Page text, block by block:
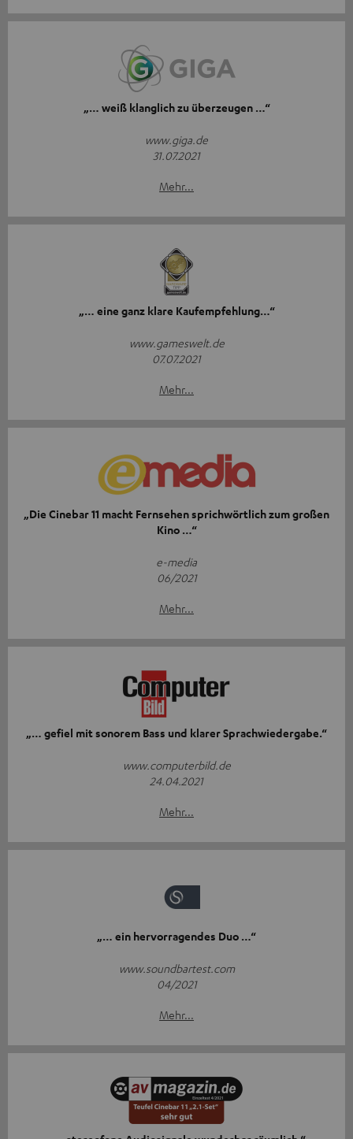
„… weiß klanglich zu überzeugen …“
www.giga.de
31.07.2021
Mehr...
„… eine ganz klare Kaufempfehlung…“
www.gameswelt.de
07.07.2021
Mehr...
„Die Cinebar 11 macht Fernsehen sprichwörtlich zum großen
Kino …“
e-media
06/2021
Mehr...
„… gefiel mit sonorem Bass und klarer Sprachwiedergabe.“
www.computerbild.de
24.04.2021
Mehr...
„… ein hervorragendes Duo …“
www.soundbartest.com
04/2021
Mehr...